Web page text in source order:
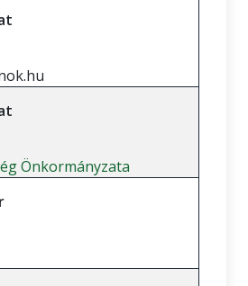
Önkormányzata